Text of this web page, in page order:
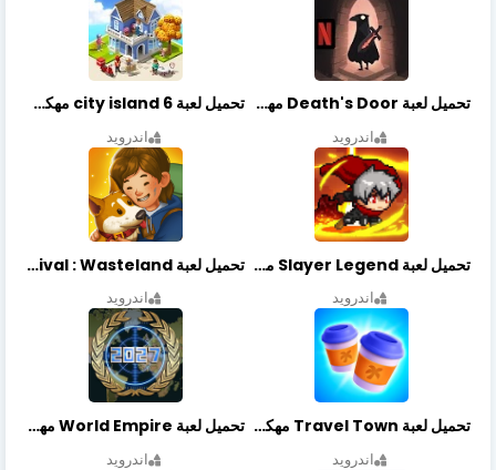
تحميل لعبة Death's Door مهكرة أخر إصدار
اندرويد
تحميل لعبة city island 6 مهكرة أخر إصدار
اندرويد
تحميل لعبة Slayer Legend مهكرة أخر إصدار
اندرويد
تحميل لعبة Merge Survival : Wasteland مهكرة أخر إصدار
اندرويد
تحميل لعبة Travel Town مهكرة أخر إصدار
اندرويد
تحميل لعبة World Empire مهكرة أخر إصدار
اندرويد